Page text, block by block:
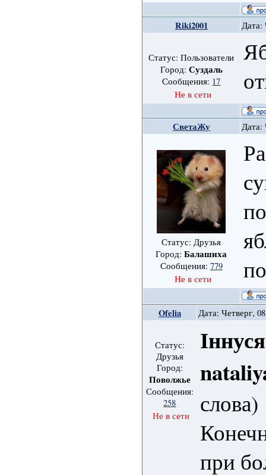
Riki2001 Дата:
Статус: Пользователи
Город: Суздаль
Сообщения: 17
Не в сети
СветаЖу Дата:
Статус: Друзья
Город:Балашиха
Сообщения: 779
Не в сети
Ofelia Дата: Четверг,
Статус:
Друзья
Город:
Поволжье
Сообщения:
258
Не в сети
Іннуся
слова)
при